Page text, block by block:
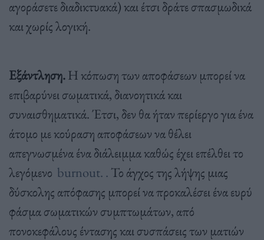
αγοράσετε διαδικτυακά) και έτσι δράτε σπασμωδικά
και χωρίς λογική.
Εξάντληση.Η κόπωση των αποφάσεων μπορεί να
επιβαρύνει σωματικά, διανοητικά και
συναισθηματικά. Έτσι, δεν θα ήταν περίεργο για ένα
άτομο με κούραση αποφάσεων να θέλει
απεγνωσμένα ένα διάλειμμα καθώς έχει επέλθει το
λεγόμενο burnout. . Το άγχος της λήψης μιας
δύσκολης απόφασης μπορεί να προκαλέσει ένα ευρύ
φάσμα σωματικών συμπτωμάτων, από
πονοκεφάλους έντασης και συσπάσεις των ματιών